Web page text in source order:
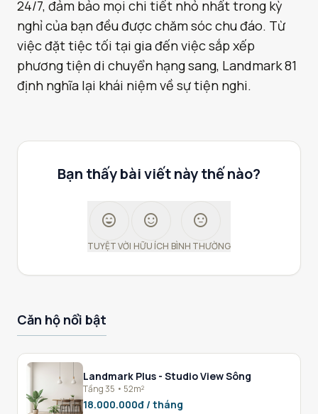
24/7, đảm bảo mọi chi tiết nhỏ nhất trong kỳ
nghỉ của bạn đều được chăm sóc chu đáo. Từ
việc đặt tiệc tối tại gia đến việc sắp xếp
phương tiện di chuyển hạng sang, Landmark 81
định nghĩa lại khái niệm về sự tiện nghi.
Bạn thấy bài viết này thế nào?
sentiment_very_satisfied
TUYỆT VỜI
sentiment_satisfied
HỮU ÍCH
sentiment_neutral
BÌNH THƯỜNG
Căn hộ nổi bật
Landmark Plus - Studio View Sông
Tầng 35 • 52m²
18.000.000đ / tháng